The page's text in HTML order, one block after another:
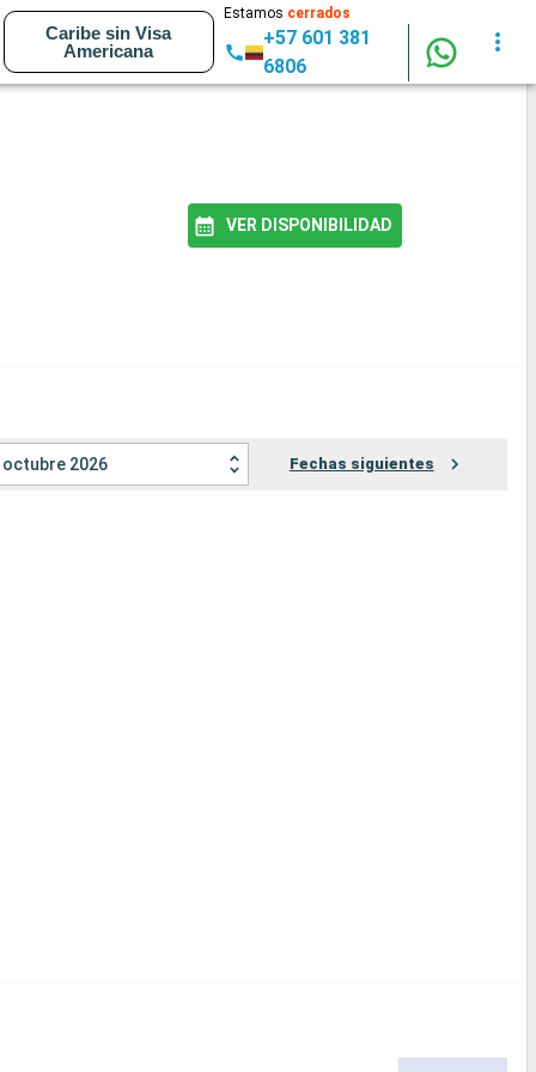
Caribe sin Visa
Americana
Estamos cerrados
+57 601 381
6806
VER DISPONIBILIDAD
octubre 2026 Fechas siguientes